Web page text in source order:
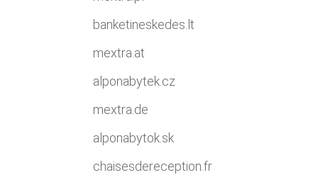
banketineskedes.lt
mextra.at
alponabytek.cz
mextra.de
alponabytok.sk
chaisesdereception.fr